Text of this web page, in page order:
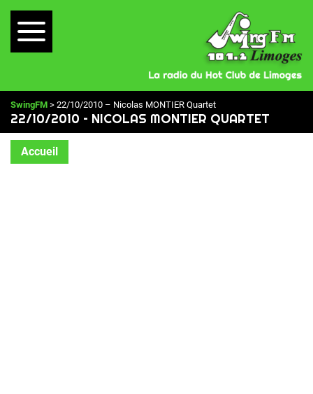
SwingFM > 22/10/2010 – Nicolas MONTIER Quartet
22/10/2010 – NICOLAS MONTIER QUARTET
Accueil